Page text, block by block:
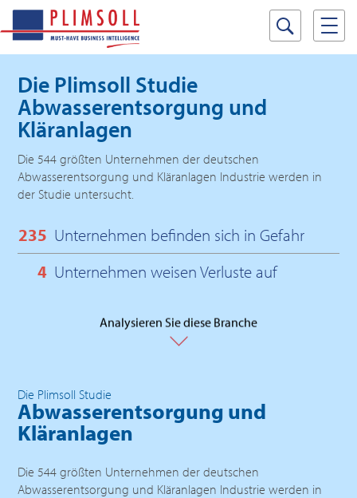
Die Plimsoll Studie
Abwasserentsorgung und
Kläranlagen
Die 544 größten Unternehmen der deutschen
Abwasserentsorgung und Kläranlagen Industrie werden in
der Studie untersucht.
235 Unternehmen befinden sich in Gefahr
4 Unternehmen weisen Verluste auf
Analysieren Sie diese Branche
Die Plimsoll Studie
Abwasserentsorgung und
Kläranlagen
Die 544 größten Unternehmen der deutschen
Abwasserentsorgung und Kläranlagen Industrie werden in